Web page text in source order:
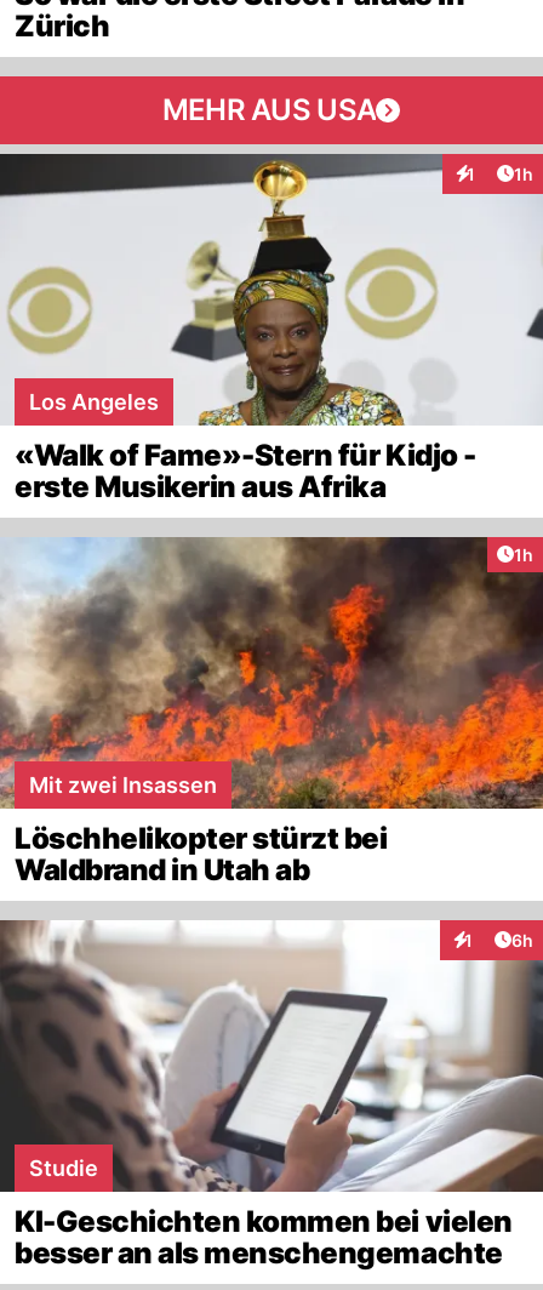
Zürich
MEHR AUS USA
1 1h
Los Angeles
«Walk of Fame»-Stern für Kidjo -
erste Musikerin aus Afrika
1h
Mit zwei Insassen
Löschhelikopter stürzt bei
Waldbrand in Utah ab
1 6h
Studie
KI-Geschichten kommen bei vielen
besser an als menschengemachte